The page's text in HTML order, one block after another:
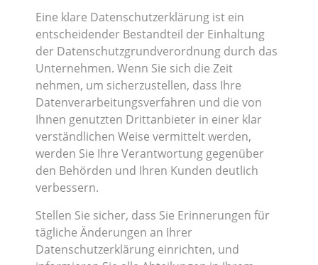
Eine klare Datenschutzerklärung ist ein
entscheidender Bestandteil der Einhaltung
der Datenschutzgrundverordnung durch das
Unternehmen. Wenn Sie sich die Zeit
nehmen, um sicherzustellen, dass Ihre
Datenverarbeitungsverfahren und die von
Ihnen genutzten Drittanbieter in einer klar
verständlichen Weise vermittelt werden,
werden Sie Ihre Verantwortung gegenüber
den Behörden und Ihren Kunden deutlich
verbessern.
Stellen Sie sicher, dass Sie Erinnerungen für
tägliche Änderungen an Ihrer
Datenschutzerklärung einrichten, und